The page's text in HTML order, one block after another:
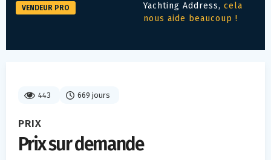
443 669 jours
PRIX
Prix sur demande
VENDEUR PRO
Yachting Address, cela
nous aide beaucoup !